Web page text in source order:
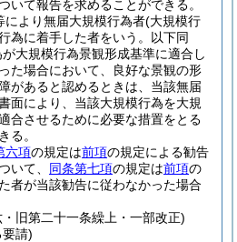
いて報告を求めることができる。
により無届大規模行為者(大規模行
為に着手した者をいう。以下同
大規模行為景観形成基準に適合し
た場合において、良好な景観の形
があると認めるときは、当該無届
面により、当該大規模行為を大規
合させるために必要な措置をとる
る。
六項の規定は前項の規定による勧告
いて、 同条第七項の規定は前項の
者が当該勧告に従わなかった場合
旧第二十一条繰上・一部改正)
請)